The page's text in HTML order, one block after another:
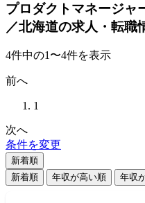
プロダクトマネージャ
／北海道の求人・転職
4件中の1〜4件を表示
前へ
1
次へ
条件を変更
新着順
新着順
年収が高い順 年収